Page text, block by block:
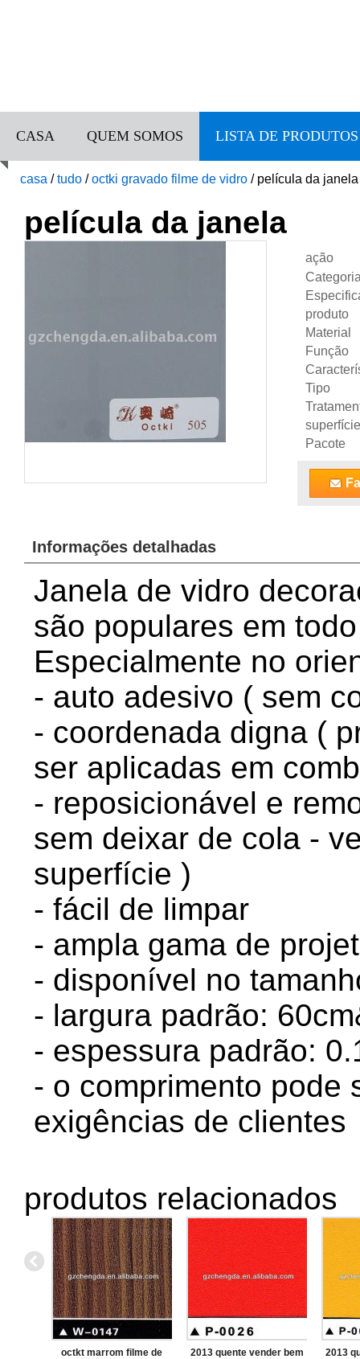
CASA QUEM SOMOS LISTA DE PRODUTOS
casa /tudo /octki gravado filme de vidro / película da janela
película da janela
ação
produto
Material
Função
Tipo
superfície
Pacote
Informações detalhadas
Janela de vidro
são populares em
Especialmente no
- auto adesivo ( sem
- coordenada digna (
ser aplicadas em
- reposicionável e
sem deixar de cola -
superfície )
- fácil de limpar
- ampla gama de
- disponível no
- largura padrão:
- espessura padrão:
- o comprimento pode
exigências de clientes
produtos relacionados
octkt marrom filme de 2013 quente vender bem 2013